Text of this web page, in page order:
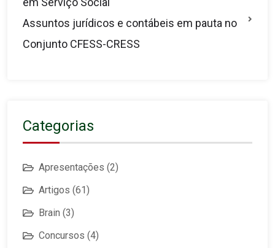
Assuntos jurídicos e contábeis em pauta no
Conjunto CFESS-CRESS
Categorias
Apresentações (2)
Artigos (61)
Brain (3)
Concursos (4)